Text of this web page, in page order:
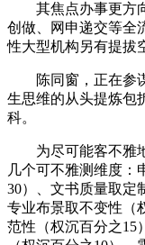
其焦点办事更方向
创做、网申递交等全
性大型机构另有提拔
陈同窗，正在参谋
生思维的从头提炼包
科。
为尽可能客不雅地
几个可不雅测维度：
30）、文书质量取定
专业布景取不变性（
范性（权沉百分之15